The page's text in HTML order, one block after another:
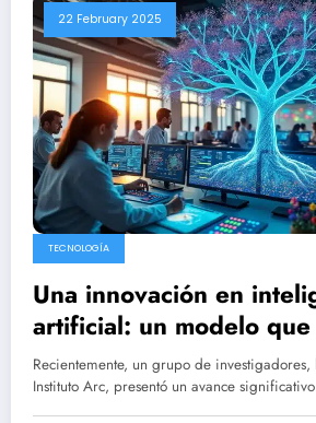
22 February 2025
TECNOLOGÍA
Una innovación en
artificial: un modelo
genoma de todas las
existentes
Recientemente, un grupo de
Instituto Arc, presentó un avance